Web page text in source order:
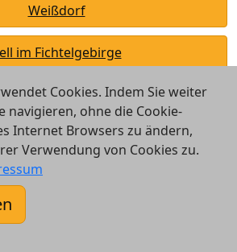
Weißdorf
im Fichtelgebirge
GmbH
Cookies. Indem Sie weiter
navigieren, ohne die Cookie-
Internet Browsers zu ändern,
Verwendung von Cookies zu.